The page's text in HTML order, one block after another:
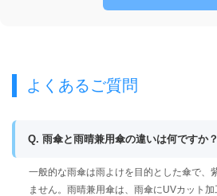
よくあるご質問
Q. 雨傘と雨晴兼用傘の違いは何ですか？
一般的な雨傘は雨よけを目的とした傘で、
ません。雨晴兼用傘は、雨傘にUVカット